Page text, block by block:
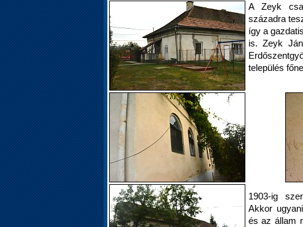
A Zeyk
századra
így a
is. Zeyk
település
1903-ig
Akkor
és az állam